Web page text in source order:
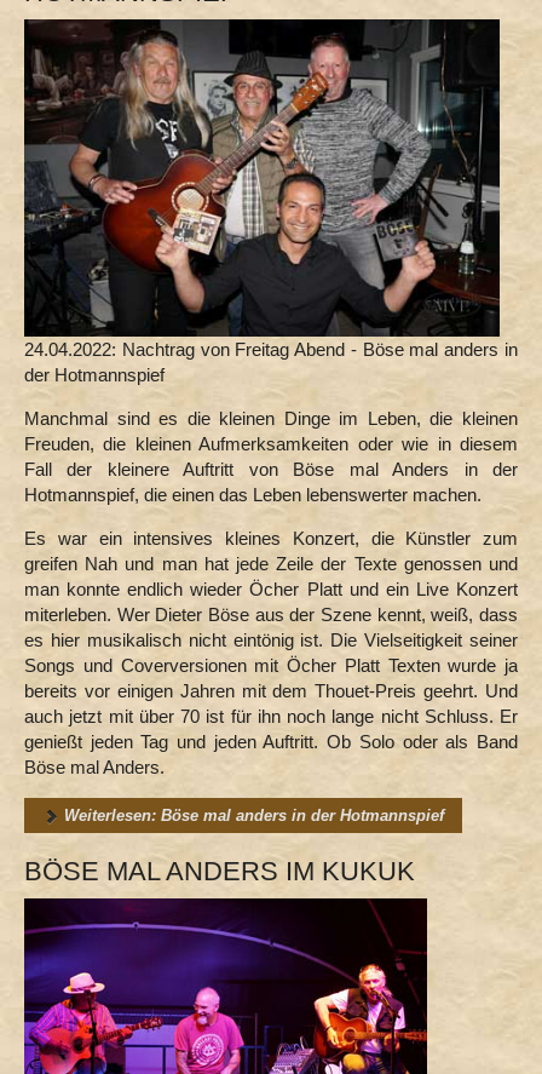
defferente Könsler
Festevalls
Öcher Fastelovvend
Fastelovvendsleddchere
BöStoMeRitz
De Pöngche
De Pauer (Jugend - Musekante)
Deschawü
Et Ruestäzzje (Tanja Rubin)
Et Trötchen (Jürgen Breuer)
Hans Montag
Hubert Minten
Kurt Christ
Night Wiever
Tästbild
Tropi Garde N. E. V. (1970)
OS HEÄMET
FÖR OS KENGER
24.04.2022: Nachtrag von Freitag Abend - Böse mal anders in
der Hotmannspief
Manchmal sind es die kleinen Dinge im Leben, die kleinen
Freuden, die kleinen Aufmerksamkeiten oder wie in diesem
Fall der kleinere Auftritt von Böse mal Anders in der
Hotmannspief, die einen das Leben lebenswerter machen.
Es war ein intensives kleines Konzert, die Künstler zum
greifen Nah und man hat jede Zeile der Texte genossen und
man konnte endlich wieder Öcher Platt und ein Live Konzert
miterleben. Wer Dieter Böse aus der Szene kennt, weiß, dass
es hier musikalisch nicht eintönig ist. Die Vielseitigkeit seiner
Songs und Coverversionen mit Öcher Platt Texten wurde ja
bereits vor einigen Jahren mit dem Thouet-Preis geehrt. Und
auch jetzt mit über 70 ist für ihn noch lange nicht Schluss. Er
genießt jeden Tag und jeden Auftritt. Ob Solo oder als Band
Böse mal Anders.
Weiterlesen: Böse mal anders in der Hotmannspief
BÖSE MAL ANDERS IM KUKUK